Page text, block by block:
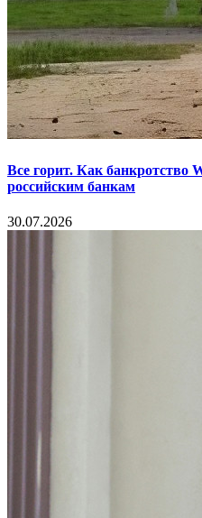
Все горит. Как банкротство
российским банкам
30.07.2026